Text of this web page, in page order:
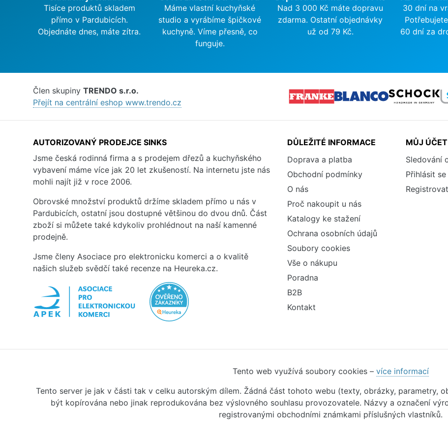
Tisíce produktů skladem
přímo v Pardubicích.
Objednáte dnes, máte zítra.
Máme vlastní kuchyňské
studio a vyrábíme špičkové
kuchyně. Víme přesně, co
funguje.
Nad 3 000 Kč máte dopravu
zdarma. Ostatní objednávky
už od 79 Kč.
30 dní na
60 dní za
Člen skupiny TRENDO s.r.o.
Přejít na centrální eshop www.trendo.cz
AUTORIZOVANÝ PRODEJCE SINKS
Jsme česká rodinná firma a s prodejem dřezů a kuchyňského
vybavení máme více jak 20 let zkušeností. Na internetu jste nás
mohli najít již v roce 2006.
Obrovské množství produktů držíme skladem přímo u nás v
Pardubicích, ostatní jsou dostupné většinou do dvou dnů. Část
zboží si můžete také kdykoliv prohlédnout na naší kamenné
prodejně.
Jsme členy Asociace pro elektronicku komerci a o kvalitě
našich služeb svědčí také recenze na Heureka.cz.
DŮLEŽITÉ INFORMACE
Doprava a platba
Obchodní podmínky
O nás
Proč nakoupit u nás
Katalogy ke stažení
Ochrana osobních údajů
Soubory cookies
Vše o nákupu
Poradna
B2B
Kontakt
MŮJ ÚČET
Sledování
Přihlásit se
Tento web využívá soubory cookies – více informací
Tento server je jak v části tak v celku autorským dílem. Žádná část tohoto webu (texty, obrázky, parametry,
být kopírována nebo jinak reprodukována bez výslovného souhlasu provozovatele. Názvy a označení
registrovanými obchodními známkami příslušných vlastníků.